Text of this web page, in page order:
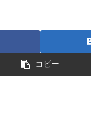
コピー